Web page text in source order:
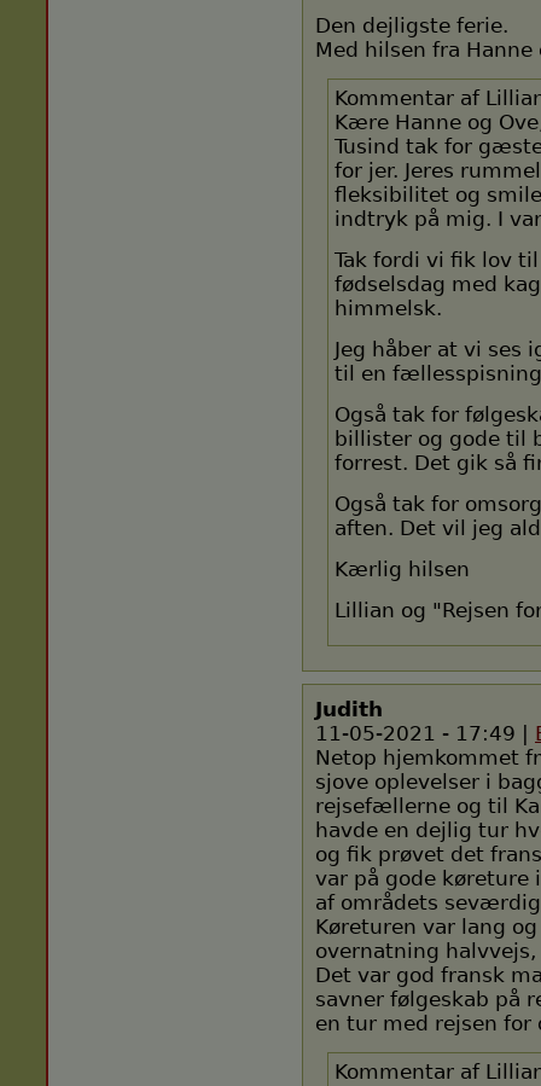
Den dejligste ferie.
Med hilsen fra Hanne
Kommentar af
Kære Hanne og
Tusind tak for
for jer. Jeres
fleksibilitet og
indtryk på mig. I
Tak fordi vi fik lov
fødselsdag med
himmelsk.
Jeg håber at vi ses
til en
Også tak for
billister og gode til
forrest. Det gik så
Også tak for
aften. Det vil jeg
Kærlig hilsen
Lillian og "Rejsen
Judith
11-05-2021 - 17:49 |
Netop hjemkommet
sjove oplevelser i
rejsefællerne og til
havde en dejlig tur
og fik prøvet det
var på gode
af områdets
Køreturen var lang
overnatning
Det var god fransk
savner følgeskab på
en tur med rejsen for
Kommentar af